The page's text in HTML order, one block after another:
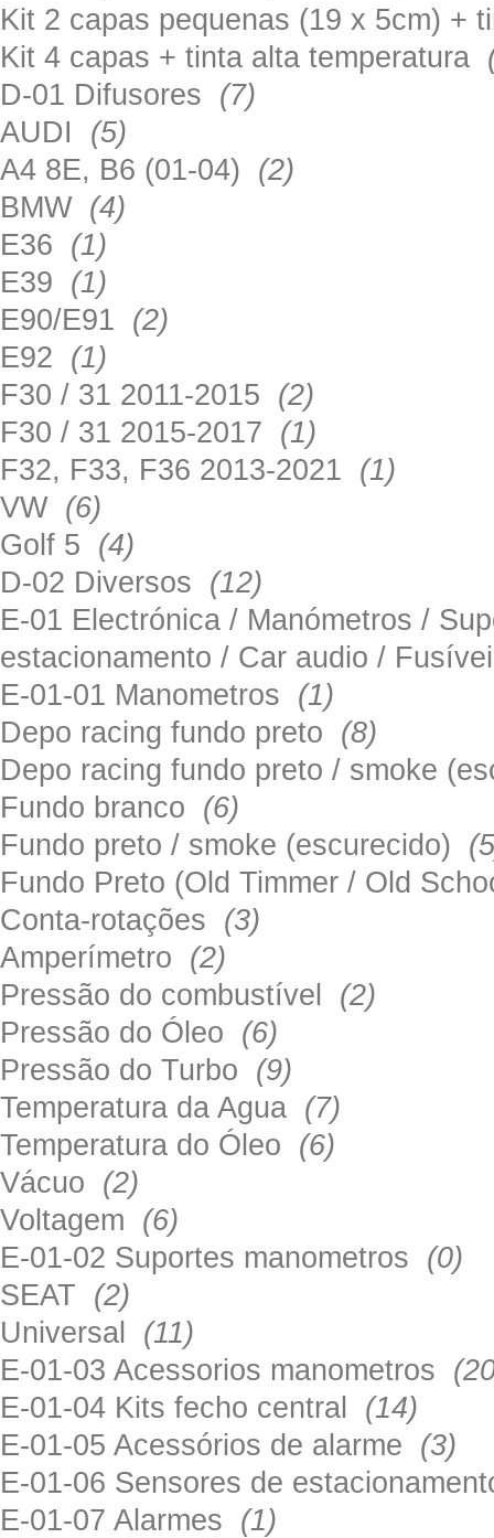
Kit 2 capas pequenas (19 x 5cm) +
Kit 4 capas + tinta alta temperatura
D-01 Difusores (7)
AUDI (5)
A4 8E, B6 (01-04) (2)
BMW (4)
E36 (1)
E39 (1)
E90/E91 (2)
E92 (1)
F30 / 31 2011-2015 (2)
F30 / 31 2015-2017 (1)
F32, F33, F36 2013-2021 (1)
VW (6)
Golf 5 (4)
D-02 Diversos (12)
E-01 Electrónica / Manómetros /
estacionamento / Car audio /
E-01-01 Manometros (1)
Depo racing fundo preto (8)
Depo racing fundo preto / smoke
Fundo branco (6)
Fundo preto / smoke (escurecido)
Fundo Preto (Old Timmer / Old
Conta-rotações (3)
Amperímetro (2)
Pressão do combustível (2)
Pressão do Óleo (6)
Pressão do Turbo (9)
Temperatura da Agua (7)
Temperatura do Óleo (6)
Vácuo (2)
Voltagem (6)
E-01-02 Suportes manometros (0)
SEAT (2)
Universal (11)
E-01-03 Acessorios manometros
E-01-04 Kits fecho central (14)
E-01-05 Acessórios de alarme (3)
E-01-06 Sensores de
E-01-07 Alarmes (1)